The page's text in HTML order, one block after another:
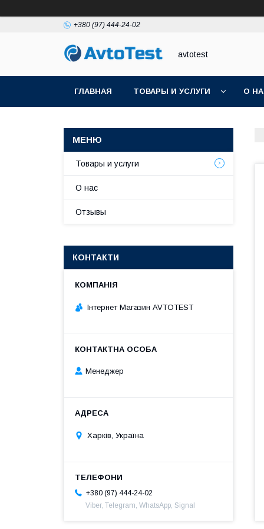
+380 (97) 444-24-02
avtotest
ГЛАВНАЯ ТОВАРЫ И УСЛУГИ О
Товары и услуги
О нас
Отзывы
КОНТАКТИ
Інтернет Магазин AVTOTEST
Менеджер
Харків, Україна
+380 (97) 444-24-02
Viber, Telegram, WhatsApp, Signal